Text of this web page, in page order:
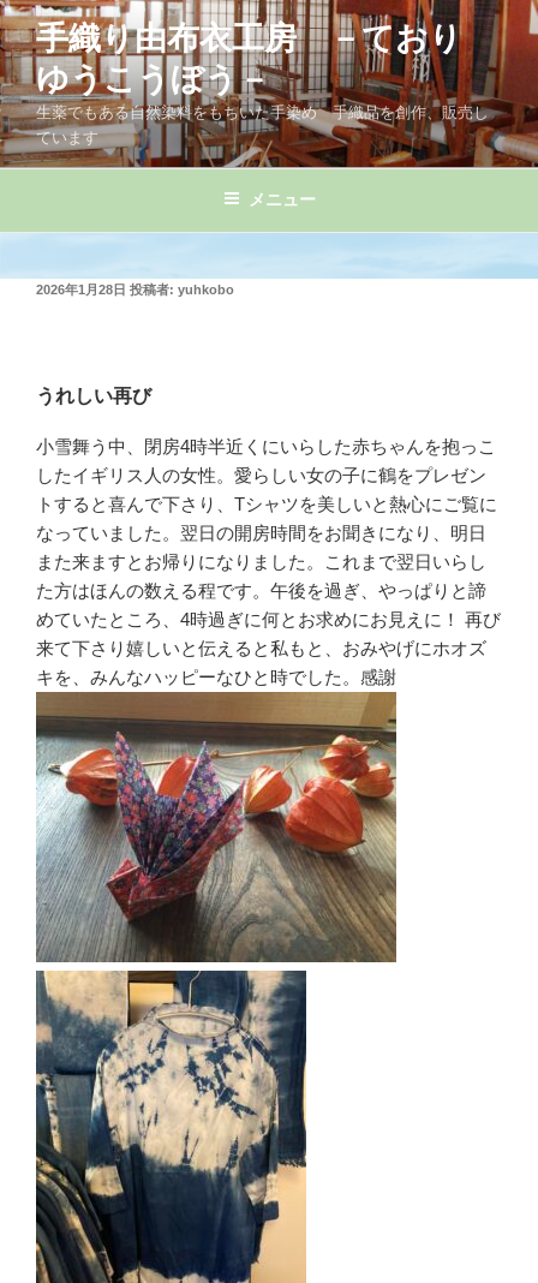
コ
ン
テ
ン
ツ
へ
手織り由布衣工房 －ており
ゆうこうぼう－
生薬でもある自然染料をもちいた手染め 手織品を創作、販売し
ています
メニュー
投
2026年1月28日 投稿者: yuhkobo
うれしい再び
小雪舞う中、閉房4時半近くにいらした赤ちゃんを抱っこ
したイギリス人の女性。愛らしい女の子に鶴をプレゼン
トすると喜んで下さり、Tシャツを美しいと熱心にご覧に
なっていました。翌日の開房時間をお聞きになり、明日
また来ますとお帰りになりました。これまで翌日いらし
た方はほんの数える程です。午後を過ぎ、やっぱりと諦
めていたところ、4時過ぎに何とお求めにお見えに！ 再び
来て下さり嬉しいと伝えると私もと、おみやげにホオズ
キを、みんなハッピーなひと時でした。感謝